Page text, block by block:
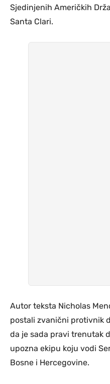
Sjedinjenih Američkih
Santa Clari.
Autor teksta Nicholas
postali zvanični protivnik
da je sada pravi trenutak
upozna ekipu koju vodi
Bosne i Hercegovine.